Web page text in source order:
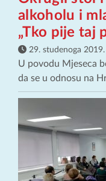
alkoholu i
„Tko pije taj
29. studenoga 2019.
U povodu Mjeseca
da se u odnosu na